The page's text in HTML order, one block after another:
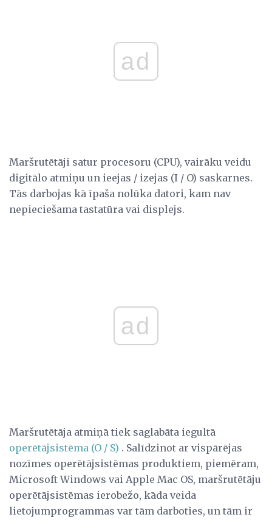
ad
Maršrutētāji satur procesoru (CPU), vairāku veidu
digitālo atmiņu un ieejas / izejas (I / O) saskarnes.
Tās darbojas kā īpaša nolūka datori, kam nav
nepieciešama tastatūra vai displejs.
ad
Maršrutētāja atmiņā tiek saglabāta iegultā
operētājsistēma (O / S) . Salīdzinot ar vispārējas
nozīmes operētājsistēmas produktiem, piemēram,
Microsoft Windows vai Apple Mac OS, maršrutētāju
operētājsistēmas ierobežo, kāda veida
lietojumprogrammas var tām darboties, un tām ir